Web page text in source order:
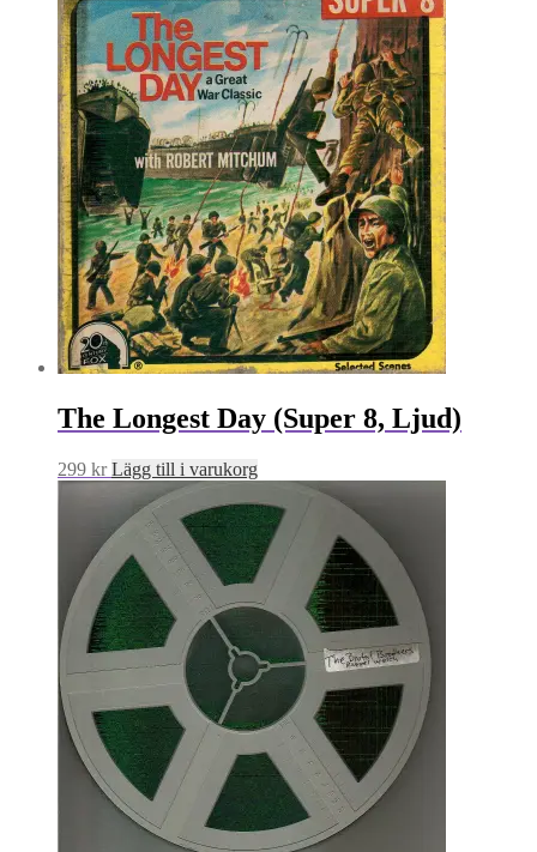
The Longest Day (Super 8, Ljud)
299 kr Lägg till i varukorg